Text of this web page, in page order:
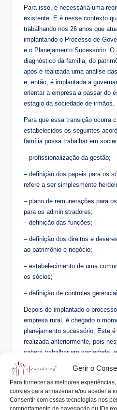
Gerir o
Para fornecer as melhores
cookies para armazenar e/ou aceder a
Consentir com essas tecnologias nos
comportamento de navegação ou IDs
Para isso, é necessária uma
existente. E é nesse contexto
trabalhando nos 26 anos que
implantando o Processo de
e o Planejamento Sucessório.
diagnóstico da família, do
após é realizada uma análise
e, então, é implantada a
orientar a empresa a passar do
estágio da sociedade de irmãos.
Para que essa transição ocorra
estabelecidos os seguintes
família possa trabalhar em
– profissionalização da gestão;
– definição dos papeis para os
refere a ser simplesmente
– plano de remunerações para
para os administradores;
– definição das funções;
– definição dos direitos e
ao patrimônio e negócio;
– estabelecimento de uma
os sócios;
– definição de controles
Depois de implantado o
empresa rural, é chegado o
planejamento sucessório. Este
realizada anteriormente, pois
saberá trabalhar em sociedade,
complementam quando existem
formalizam essa relação.
A instrumentalização do